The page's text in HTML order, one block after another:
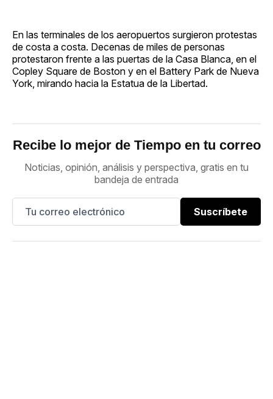
En las terminales de los aeropuertos surgieron protestas
de costa a costa. Decenas de miles de personas
protestaron frente a las puertas de la Casa Blanca, en el
Copley Square de Boston y en el Battery Park de Nueva
York, mirando hacia la Estatua de la Libertad.
Recibe lo mejor de Tiempo en tu correo
Noticias, opinión, análisis y perspectiva, gratis en tu
bandeja de entrada
Suscríbete